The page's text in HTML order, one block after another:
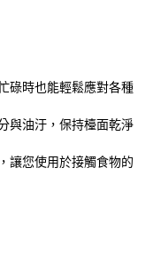
碌時也能輕鬆應對各種
與油汙，保持檯面乾淨
讓您使用於接觸食物的